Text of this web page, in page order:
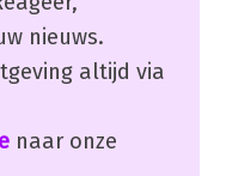
nieuws.
altijd via
naar onze